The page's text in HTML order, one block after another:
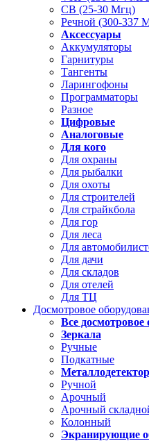
CB (25-30 Мгц)
Речной (300-337
Аксессуары
Аккумуляторы
Гарнитуры
Тангенты
Ларингофоны
Программаторы
Разное
Цифровые
Аналоговые
Для кого
Для охраны
Для рыбалки
Для охоты
Для строителей
Для страйкбола
Для гор
Для леса
Для
Для дачи
Для складов
Для отелей
Для ТЦ
Досмотровое
Все досмотровое
Зеркала
Ручные
Подкатные
Ручной
Арочный
Арочный
Колонный
Экранирующие